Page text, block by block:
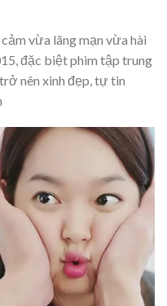
vừa lãng mạn vừa hài
đặc biệt phim tập trung
nên xinh đẹp, tự tin